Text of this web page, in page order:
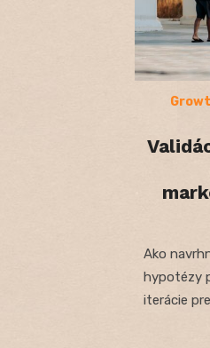
Ako
hypotézy
iterácie